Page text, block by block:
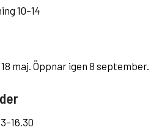
10–14
maj. Öppnar igen 8 september.